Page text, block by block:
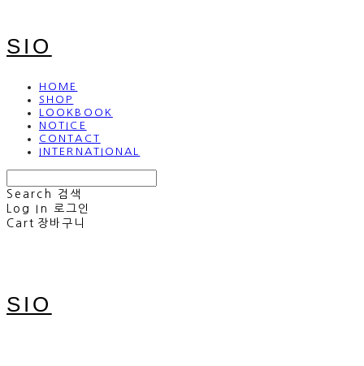
SIO
HOME
SHOP
LOOKBOOK
NOTICE
CONTACT
INTERNATIONAL
Search
검색
Log In
로그인
Cart 장바구니
SIO